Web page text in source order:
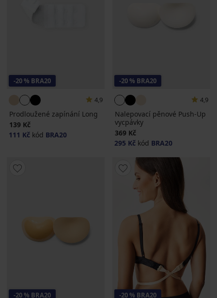
-20 % BRA20
4,9
Prodloužené zapínání Long
139 Kč
111 Kč kód BRA20
-20 % BRA20
4,9
Nalepovací pěnové Push-Up
vycpávky
369 Kč
295 Kč kód BRA20
-20 % BRA20 -20 % BRA20